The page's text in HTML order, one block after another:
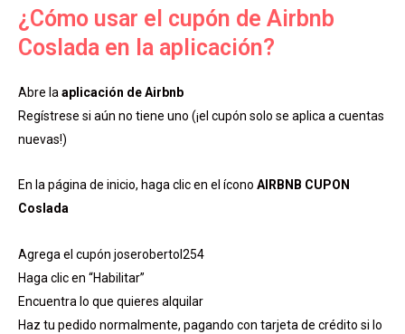
¿Cómo usar el cupón de Airbnb
Coslada en la aplicación?
Abre la aplicación de Airbnb
Regístrese si aún no tiene uno (¡el cupón solo se aplica a cuentas
nuevas!)
En la página de inicio, haga clic en el ícono AIRBNB CUPON
Coslada
Agrega el cupón joserobertol254
Haga clic en “Habilitar”
Encuentra lo que quieres alquilar
Haz tu pedido normalmente, pagando con tarjeta de crédito si lo